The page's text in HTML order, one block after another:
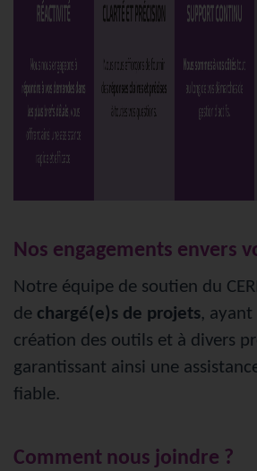
Nos engagements envers
Notre équipe de soutien du
de chargé(e)s de projets,
création des outils et à divers
garantissant ainsi une
fiable.
Comment nous joindre ?